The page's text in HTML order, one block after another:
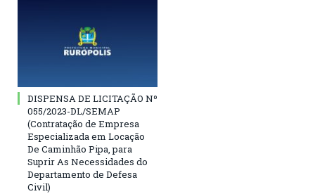
DISPENSA DE LICITAÇÃO Nº
055/2023-DL/SEMAP
(Contratação de Empresa
Especializada em Locação
De Caminhão Pipa, para
Suprir As Necessidades do
Departamento de Defesa
Civil)